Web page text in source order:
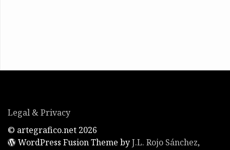
Legal & Privacy
© artegrafico.net 2026
WordPress Fusion Theme byJ.L. Rojo Sánchez,